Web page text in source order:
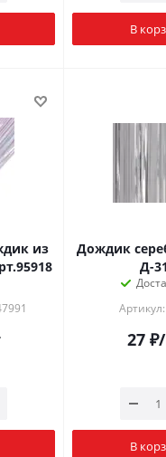
В
из
Дождик
Д-
27₽
В